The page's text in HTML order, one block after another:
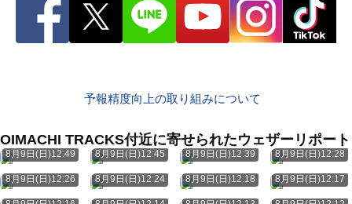
予報精度向上の取り組みについて
OIMACHI TRACKS付近に寄せられたウェザーリポート
8月9日(日)12:49 8月9日(日)12:45 8月9日(日)12:39 8月9日(日)12:28
8月9日(日)12:26 8月9日(日)12:24 8月9日(日)12:18 8月9日(日)12:17